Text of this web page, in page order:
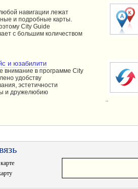
навигации лежат
и подробные карты.
City Guide
с большим количеством
и юзабилити
внимание в программе City
удобству
эстетичности
и дружелюбию
..